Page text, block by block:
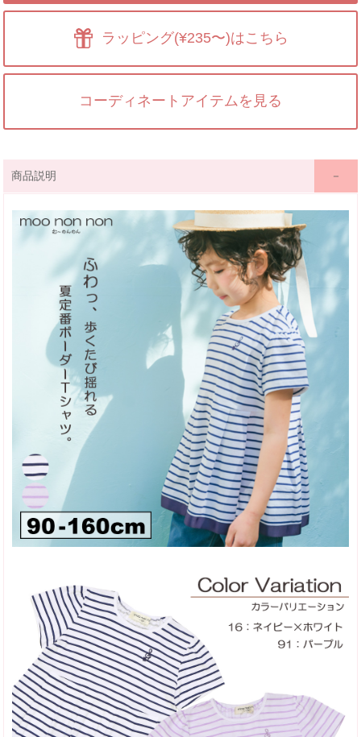
ラッピング(¥235〜)はこちら
コーディネートアイテムを見る
商品説明